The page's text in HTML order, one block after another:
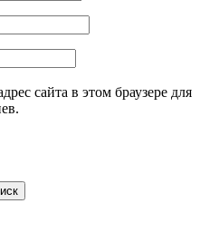
сайта в этом браузере для